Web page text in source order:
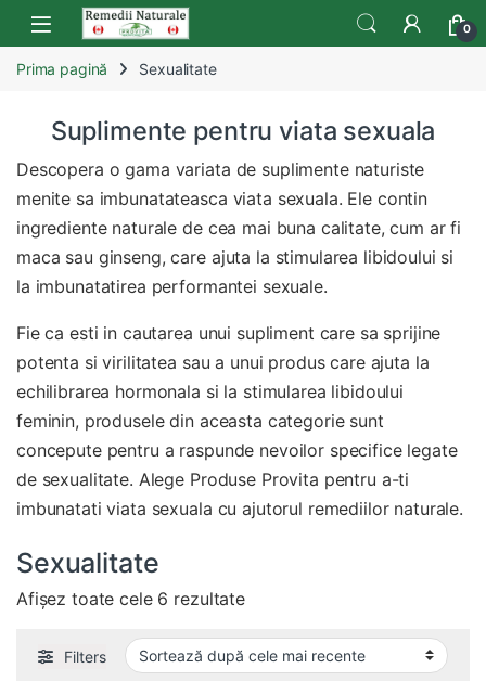
Skip to navigation
Skip to content
Open 0
Prima pagină Sexualitate
Suplimente pentru viata sexuala
Descopera o gama variata de suplimente naturiste
menite sa imbunatateasca viata sexuala. Ele contin
ingrediente naturale de cea mai buna calitate, cum ar fi
maca sau ginseng, care ajuta la stimularea libidoului si
la imbunatatirea performantei sexuale.
Fie ca esti in cautarea unui supliment care sa sprijine
potenta si virilitatea sau a unui produs care ajuta la
echilibrarea hormonala si la stimularea libidoului
feminin, produsele din aceasta categorie sunt
concepute pentru a raspunde nevoilor specifice legate
de sexualitate. Alege Produse Provita pentru a-ti
imbunatati viata sexuala cu ajutorul remediilor naturale.
Sexualitate
Afișez toate cele 6 rezultateSortat după cele mai recente
Filters